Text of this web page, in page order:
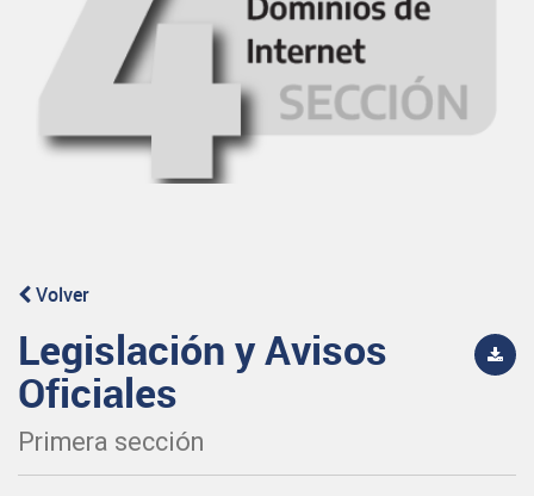
Volver
Legislación y Avisos
Oficiales
Primera sección